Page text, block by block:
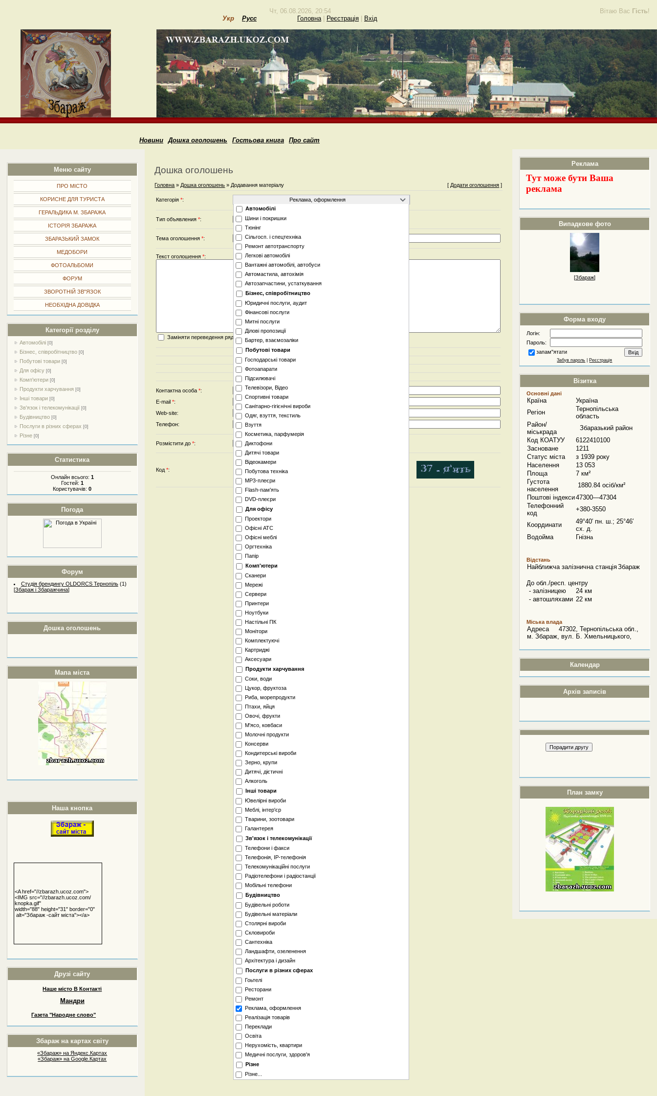
Вітаю Вас Гість!
Чт, 06.08.2026, 20:54
Укр
Русс Головна| Реєстрація Вхід
Новини Дошка оголошень Гостьова книга Про сайт
Меню сайту
ПРО МІСТО
КОРИСНЕ ДЛЯ ТУРИСТА
ГЕРАЛЬДИКА М. ЗБАРАЖА
ІСТОРІЯ ЗБАРАЖА
ЗБАРАЗЬКИЙ ЗАМОК
МЕДОБОРИ
ФОТОАЛЬБОМИ
ФОРУМ
ЗВОРОТНІЙ ЗВ"ЯЗОК
НЕОБХІДНА ДОВІДКА
Категорії розділу
Автомобілі [0]
Бізнес, співробітництво [0]
Побутові товари [0]
Для офісу [0]
Комп'ютери [0]
Продукти харчування [0]
Інші товари [0]
Зв'язок і телекомунікації [0]
Будівництво [0]
Послуги в різних сферах [0]
Різне [0]
Статистика
Онлайн всього: 1
Гостей: 1
Користувачів:0
Погода
Форум
Студія брендингу OLDORCS Тернопіль (1)
[Збараж і Збаражчина]
Дошка оголошень
Мапа міста
Наша кнопка
<A href="//zbarazh.ucoz.com">
<IMG src="//zbarazh.ucoz.com/
knopka.gif"
width="88" height="31" border="0"
alt="Збараж -сайт міста"></a>
Друзі сайту
Наше місто В Контакті
Мандри
Газета "Народне слово"
Збараж на картах світу
«Збараж» на Яндекс.Картах
«Збараж» на Google.Картах
Реклама
Тут може бути Ваша
реклама
Випадкове фото
[Збараж]
Форма входу
Логін:
Пароль:
запам"ятати
Забув пароль Реєстрація
Візитка
Основні дані
Країна
Україна
Регіон
Тернопільська
область
Район/
міськрада
Збаразький район
Код КОАТУУ
6122410100
Засноване
1211
Статус міста
з 1939 року
Населення
13 053
Площа
7 км²
Густота
населення
1880.84 осіб/км²
Поштові індекси47300—47304
Телефонний
код
+380-3550
Координати
49°40′ пн. ш.; 25°46′
сх. д.
Водойма
Гнізна
Відстань
Найближча залізнична станціяЗбараж
До обл./респ. центру
- залізницею
24 км
- автошляхами 22 км
Міська влада
Адреса 47302, Тернопільська обл.,
м. Збараж, вул. Б. Хмельницького,
Календар
Архів записів
План замку
Дошка оголошень
Головна » Дошка оголошень » Додавання матеріалу [ Додати оголошення ]
Категорія*:
Автомобілі
Шини і покришки
Тюнінг
Сільгосп. і спецтехніка
Ремонт автотранспорту
Легкові автомобілі
Вантажні автомобілі, автобуси
Автомастила, автохімія
Автозапчастини, устаткування
Бізнес, співробітництво
Юридичні послуги, аудит
Фінансові послуги
Митні послуги
Ділові пропозиції
Бартер, взаємозаліки
Побутові товари
Господарські товари
Фотоапарати
Підсилювачі
Телевізори, Відео
Спортивні товари
Санітарно-гігієнічні вироби
Одяг, взуття, текстиль
Взуття
Косметика, парфумерія
Диктофони
Дитячі товари
Відеокамери
Побутова техніка
MP3-плеєри
Flash-пам'ять
DVD-плеєри
Для офісу
Проектори
Офісні АТС
Офісні меблі
Оргтехніка
Папір
Комп'ютери
Сканери
Мережі
Сервери
Принтери
Ноутбуки
Настільні ПК
Монітори
Комплектуючі
Картриджі
Аксесуари
Продукти харчування
Соки, води
Цукор, фруктоза
Риба, морепродукти
Птахи, яйця
Овочі, фрукти
М'ясо, ковбаси
Молочні продукти
Консерви
Кондитерські вироби
Зерно, крупи
Дитячі, дієтичні
Алкоголь
Інші товари
Ювелірні вироби
Меблі, інтер'єр
Тварини, зоотовари
Галантерея
Зв'язок і телекомунікації
Телефони і факси
Телефонія, IP-телефонія
Телекомунікаційні послуги
Радіотелефони і радіостанції
Мобільні телефони
Будівництво
Будівельні роботи
Будівельні матеріали
Столярні вироби
Скловироби
Сантехніка
Ландшафти, озеленення
Архітектура і дизайн
Послуги в різних сферах
Гоьтелi
Ресторани
Ремонт
Реклама, оформлення
Реалізація товарів
Переклади
Освіта
Нерухомість, квартири
Медичні послуги, здоров'я
Різне
Різне...
Тип объявления*:
Тема оголошення*:
Текст оголошення*:
Заміняти переведення рядків тегом
Контактна особа*:
E-mail*:
Web-site:
Телефон:
Розмістити до*: -
Код*: